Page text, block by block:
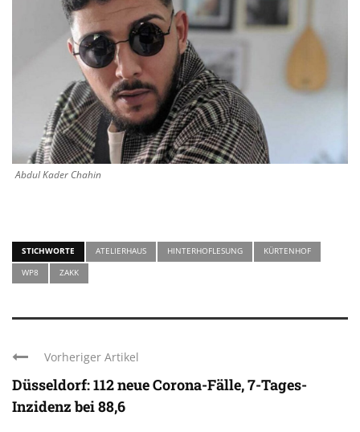
Abdul Kader Chahin
STICHWORTE ATELIERHAUS HINTERHOFLESUNG
KÜRTENHOF
WP8
ZAKK
Vorheriger Artikel
Düsseldorf: 112 neue Corona-Fälle, 7-Tages-
Inzidenz bei 88,6